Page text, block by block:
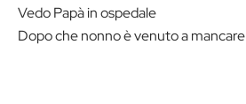
Vedo Papà in ospedale
Dopo che nonno è venuto a mancare